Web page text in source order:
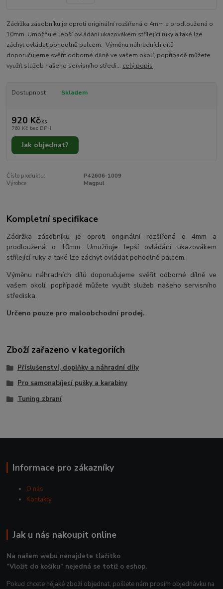
Zádržka zásobníku je oproti originální rozšířená o 4mm a prodloužená o
10mm. Umožňuje lepší ovládání ukazovákem střílející ruky a také lze
záchyt ovládat pohodlně palcem. Výměnu náhradních dílů
doporučujeme svěřit odborné dílně ve vašem okolí, popřípadě můžete
využít služeb našeho servisního středi... celý popis
Dostupnost Skladem
920 Kč/ks
760 Kč bez DPH
Jak objednat?
Číslo produktu:
P42606-1009
Výrobce:
Magpul
Kompletní specifikace
Zádržka zásobníku je oproti originální rozšířená o 4mm a
prodloužená o 10mm. Umožňuje lepší ovládání ukazovákem
střílející ruky a také lze záchyt ovládat pohodlně palcem.
Výměnu náhradních dílů doporučujeme svěřit odborné dílně ve
vašem okolí, popřípadě můžete využít služeb našeho servisního
střediska.
Určeno pouze pro maloobchodní prodej.
Zboží zařazeno v kategoriích
Příslušenství, doplňky a náhradní díly
Pro samonabíjecí pušky a karabiny
Tuning zbraní
Informace pro zákazníky
O nás
Kontakty
Jak u nás nakoupit online
Na našem webu nenajdete tlačítko
“Vložit do košíku“ nejedná se totiž o eshop.
Pokud chcete nějaké zboží objednat, pošlete nám prosím objednávku na